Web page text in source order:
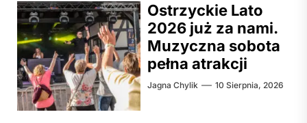
Ostrzyckie Lato
2026 już za nami.
Muzyczna sobota
pełna atrakcji
Jagna Chylik 10 Sierpnia, 2026